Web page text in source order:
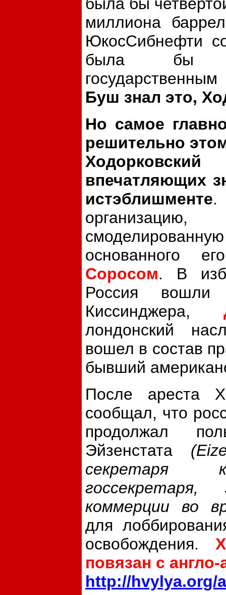
миллиона
ЮкосСибнефти
была бы
Буш знал это,
Но самое
решительно
впечатляющих
истэблишменте.
основанного
Соросом. В
Россия
Киссинджера,
лондонский
вошел в состав
бывший
После ареста
сообщал, что
продолжал
Эйзенстата
секретаря
коммерции во
для
освобождения.
повязан с
http://hvylya.org/